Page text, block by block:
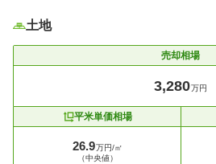
土地
売却相場
3,280万円
平米単価相場
26.9万円/㎡
（中央値）